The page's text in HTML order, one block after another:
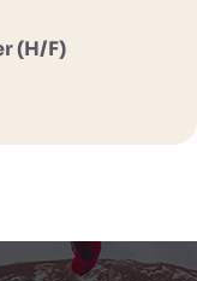
(H/F)